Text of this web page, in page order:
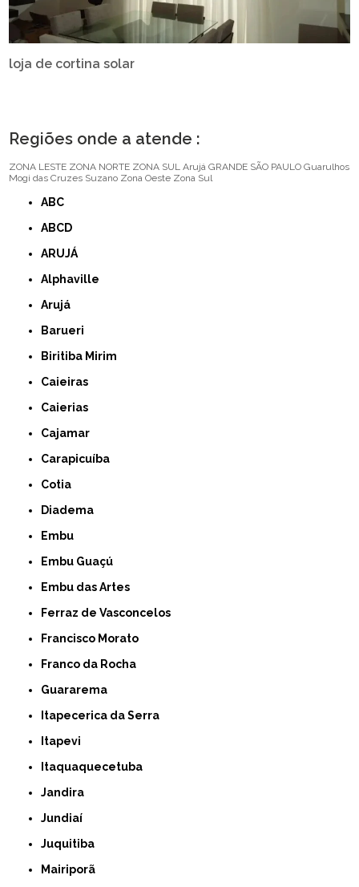
loja de cortina solar
Regiões onde a atende :
ZONA LESTE ZONA NORTE ZONA SUL Arujá GRANDE SÃO PAULO Guarulhos
Mogi das Cruzes Suzano Zona Oeste Zona Sul
ABC
ABCD
ARUJÁ
Alphaville
Arujá
Barueri
Biritiba Mirim
Caieiras
Caierias
Cajamar
Carapicuíba
Cotia
Diadema
Embu
Embu Guaçú
Embu das Artes
Ferraz de Vasconcelos
Francisco Morato
Franco da Rocha
Guararema
Itapecerica da Serra
Itapevi
Itaquaquecetuba
Jandira
Jundiaí
Juquitiba
Mairiporã